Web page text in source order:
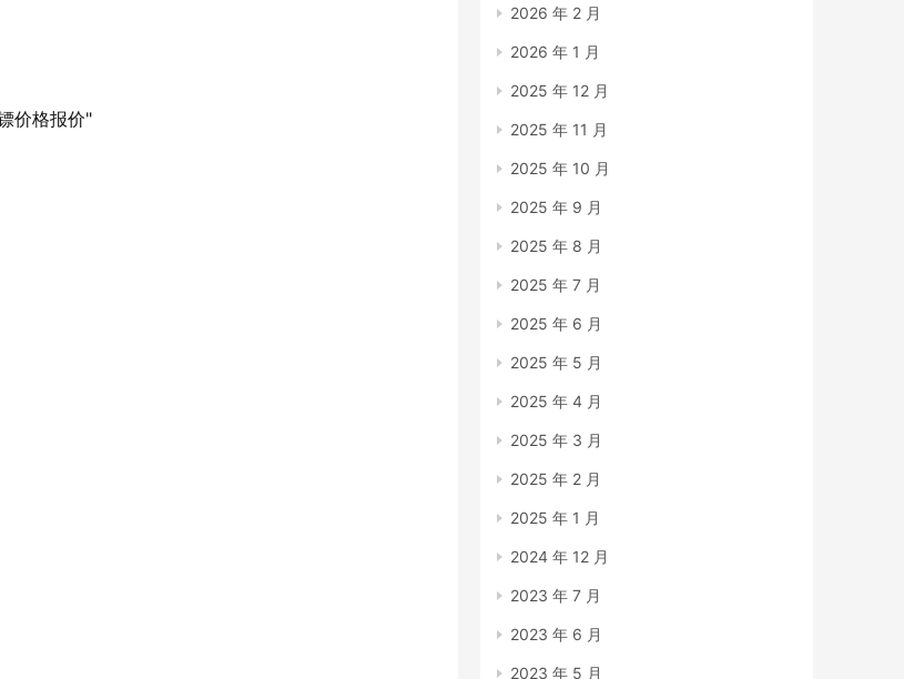
2026 年 2 月
2026 年 1 月
2025 年 12 月
2025 年 11 月
2025 年 10 月
2025 年 9 月
2025 年 8 月
2025 年 7 月
2025 年 6 月
2025 年 5 月
2025 年 4 月
2025 年 3 月
2025 年 2 月
2025 年 1 月
2024 年 12 月
2023 年 7 月
2023 年 6 月
2023 年 5 月